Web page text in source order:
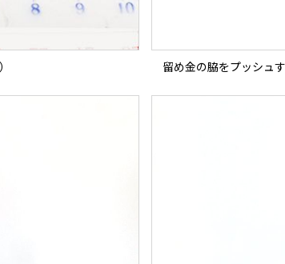
留め金の脇をプッシュ